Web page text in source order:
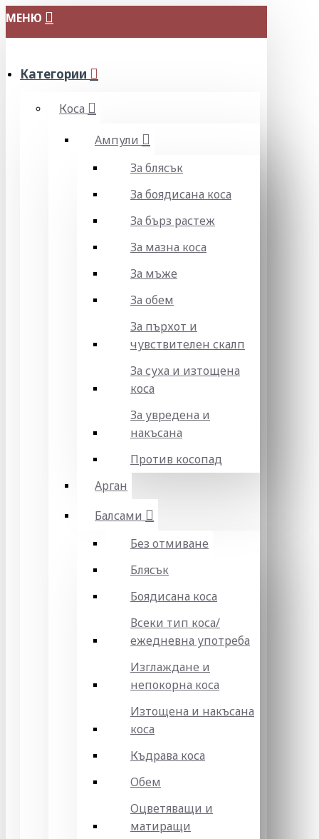
МЕНЮ
Категории
Коса
Ампули
За блясък
За боядисана коса
За бърз растеж
За мазна коса
За мъже
За обем
За пърхот и
чувствителен скалп
За суха и изтощена
коса
За увредена и
накъсана
Против косопад
Арган
Балсами
Без отмиване
Блясък
Боядисана коса
Всеки тип коса/
ежедневна употреба
Изглаждане и
непокорна коса
Изтощена и накъсана
коса
Къдрава коса
Обем
Оцветяващи и
матиращи